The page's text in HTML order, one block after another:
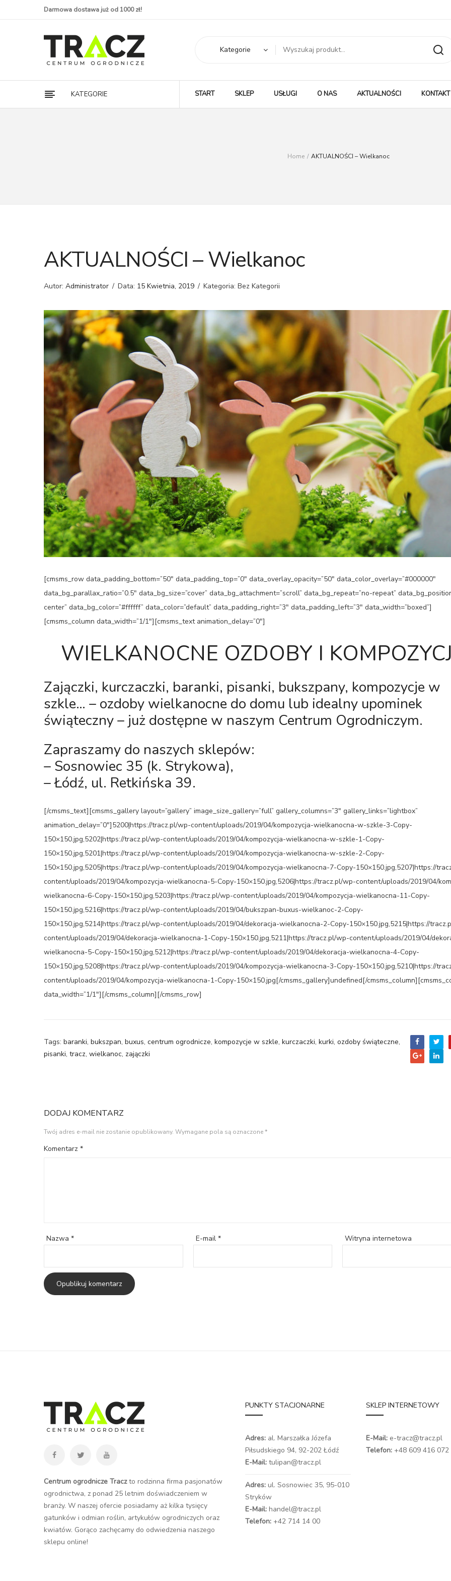
Darmowa dostawa już od 1000 zł!
Kategorie
KATEGORIE START SKLEP USŁUGI O NAS AKTUALNOŚCI KONTAKT
Home / AKTUALNOŚCI – Wielkanoc
AKTUALNOŚCI – Wielkanoc
Autor: Administrator / Data: 15 Kwietnia, 2019 / Kategoria: Bez Kategorii
[cmsms_row data_padding_bottom=”50″ data_padding_top=”0″ data_overlay_opacity=”50″ data_color_overlay=”#000000″
data_bg_parallax_ratio=”0.5″ data_bg_size=”cover” data_bg_attachment=”scroll” data_bg_repeat=”no-repeat”
center” data_bg_color=”#ffffff” data_color=”default” data_padding_right=”3″ data_padding_left=”3″ data_width=”boxed”]
[cmsms_column data_width=”1/1″][cmsms_text animation_delay=”0″]
WIELKANOCNE OZDOBY I
Zajączki, kurczaczki, baranki, pisanki, bukszpany, kompozycje w
szkle… – ozdoby wielkanocne do domu lub idealny upominek
świąteczny – już dostępne w naszym Centrum Ogrodniczym.
Zapraszamy do naszych sklepów:
– Sosnowiec 35 (k. Strykowa),
– Łódź, ul. Retkińska 39.
[/cmsms_text][cmsms_gallery layout=”gallery” image_size_gallery=”full” gallery_columns=”3″ gallery_links=”lightbox”
animation_delay=”0″]5200|https://tracz.pl/wp-content/uploads/2019/04/kompozycja-wielkanocna-w-szkle-3-Copy-
150×150.jpg,5202|https://tracz.pl/wp-content/uploads/2019/04/kompozycja-wielkanocna-w-szkle-1-Copy-
150×150.jpg,5201|https://tracz.pl/wp-content/uploads/2019/04/kompozycja-wielkanocna-w-szkle-2-Copy-
150×150.jpg,5205|https://tracz.pl/wp-content/uploads/2019/04/kompozycja-wielkanocna-7-Copy-150×150.jpg,5207|https://
content/uploads/2019/04/kompozycja-wielkanocna-5-Copy-150×150.jpg,5206|https://tracz.pl/wp-content/uploads/2019/04/
wielkanocna-6-Copy-150×150.jpg,5203|https://tracz.pl/wp-content/uploads/2019/04/kompozycja-wielkanocna-11-Copy-
150×150.jpg,5216|https://tracz.pl/wp-content/uploads/2019/04/bukszpan-buxus-wielkanoc-2-Copy-
150×150.jpg,5214|https://tracz.pl/wp-content/uploads/2019/04/dekoracja-wielkanocna-2-Copy-150×150.jpg,5215|https://
content/uploads/2019/04/dekoracja-wielkanocna-1-Copy-150×150.jpg,5211|https://tracz.pl/wp-content/uploads/2019/04/
wielkanocna-5-Copy-150×150.jpg,5212|https://tracz.pl/wp-content/uploads/2019/04/dekoracja-wielkanocna-4-Copy-
150×150.jpg,5208|https://tracz.pl/wp-content/uploads/2019/04/kompozycja-wielkanocna-3-Copy-150×150.jpg,5210|https://
content/uploads/2019/04/kompozycja-wielkanocna-1-Copy-150×150.jpg[/cmsms_gallery]undefined[/
data_width=”1/1″][/cmsms_column][/cmsms_row]
Tags: baranki, bukszpan, buxus, centrum ogrodnicze, kompozycje w szkle, kurczaczki, kurki, ozdoby świąteczne,
pisanki, tracz, wielkanoc, zajączki
DODAJ KOMENTARZ
Twój adres e-mail nie zostanie opublikowany. Wymagane pola są oznaczone*
Komentarz *
Nazwa * E-mail * Witryna internetowa
Centrum ogrodnicze Traczto rodzinna firma pasjonatów
ogrodnictwa, z ponad 25 letnim doświadczeniem w
branży. W naszej ofercie posiadamy aż kilka tysięcy
gatunków i odmian roślin, artykułów ogrodniczych oraz
kwiatów. Gorąco zachęcamy do odwiedzenia naszego
sklepu online!
PUNKTY STACJONARNE
Adres: al. Marszałka Józefa
Piłsudskiego 94, 92-202 Łódź
E-Mail: tulipan@tracz.pl
Adres: ul. Sosnowiec 35, 95-010
Stryków
E-Mail: handel@tracz.pl
Telefon: +42 714 14 00
SKLEP INTERNETOWY
E-Mail: e-tracz@tracz.pl
Telefon: +48 609 416 072